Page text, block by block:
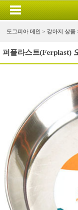
도그피아 메인 > 강아지 상품
퍼플라스트(Ferplast)